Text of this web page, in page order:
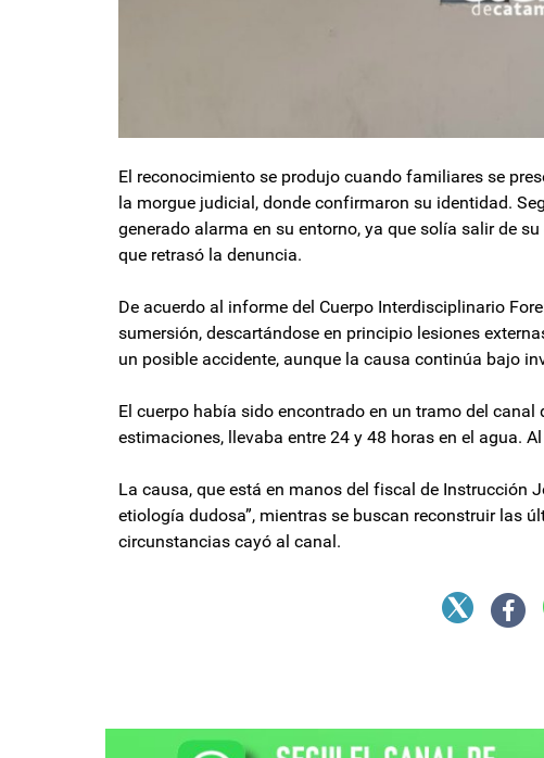
El reconocimiento se produjo cuando familiares se
la morgue judicial, donde confirmaron su identidad.
generado alarma en su entorno, ya que solía salir de
que retrasó la denuncia.
De acuerdo al informe del Cuerpo Interdisciplinario
sumersión, descartándose en principio lesiones
un posible accidente, aunque la causa continúa bajo
El cuerpo había sido encontrado en un tramo del
estimaciones, llevaba entre 24 y 48 horas en el agua.
La causa, que está en manos del fiscal de Instrucción
etiología dudosa”, mientras se buscan reconstruir las
circunstancias cayó al canal.